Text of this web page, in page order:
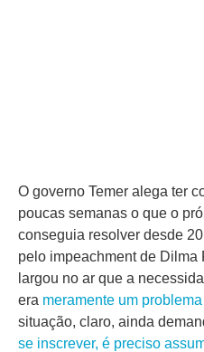
O governo Temer alega ter
poucas semanas o que o
conseguia resolver desde
pelo impeachment de Dilma
largou no ar que a
era meramente um
situação, claro, ainda
se inscrever, é preciso